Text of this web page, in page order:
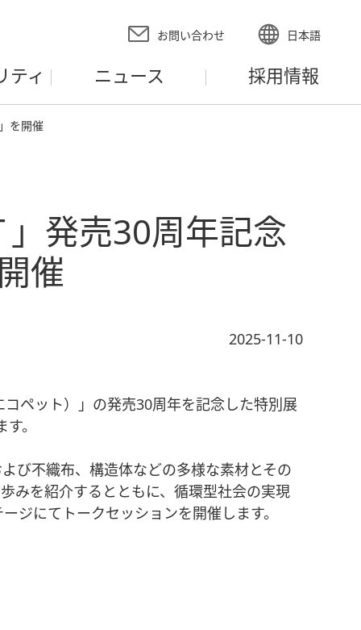
お問い合わせ 日本語
ティ ニュース 採用情報
を開催
発売30周年記念
催
2025-11-10
ペット）」の発売30周年を記念した特別展
。
び不織布、構造体などの多様な素材とその
みを紹介するとともに、循環型社会の実現
ジにてトークセッションを開催します。